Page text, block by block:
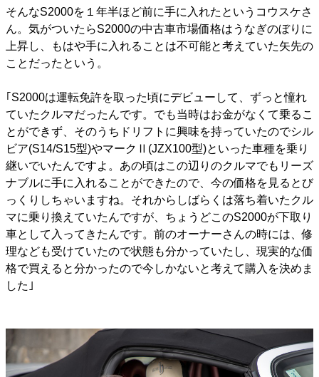
そんなS2000を１年半ほど前に手に入れたというコウスケさ
ん。気がついたらS2000の中古車市場価格はうなぎのぼりに
上昇し、もはや手に入れることは不可能と考えていた矢先の
ことだったという。
｢S2000は運転免許を取った頃にデビューして、ずっと憧れ
ていたクルマだったんです。でも当時はお金がなくて乗るこ
とができず、そのうちドリフトに興味を持っていたのでシル
ビア(S14/S15型)やマークⅡ(JZX100型)といった車種を乗り
継いでいたんですよ。あの頃はこの辺りのクルマでもリーズ
ナブルに手に入れることができたので、今の価格を見るとび
っくりしちゃいますね。それからしばらくは落ち着いたクル
マに乗り換えていたんですが、ちょうどこのS2000が下取り
車として入ってきたんです。前のオーナーさんの時には、修
理なども受けていたので状態も分かっていたし、現実的な価
格で買えると分かったので今しかないと考えて購入を決めま
した｣